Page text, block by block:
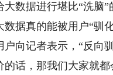
据进行堪比“洗脑”
数据真的能被用户“驯
记者表示，“反向驯
的话，那我们大家就